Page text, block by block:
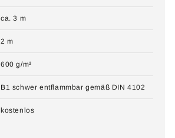
ca. 3 m
2 m
600 g/m²
B1 schwer entflammbar gemäß DIN 4102
kostenlos